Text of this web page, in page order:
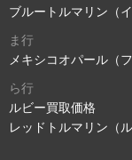
ブルートルマリン（
ま行
メキシコオパール（
ら行
ルビー買取価格
レッドトルマリン（